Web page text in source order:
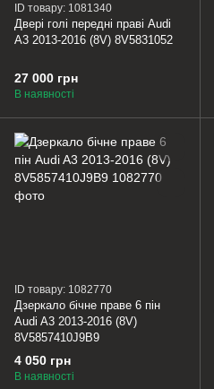
ID товару: 1081340
Двері голі передні праві Audi
A3 2013-2016 (8V) 8V5831052
27 000 грн
В наявності
ID товару: 1082770
Дзеркало бічне праве 6 пін
Audi A3 2013-2016 (8V)
8V5857410J9B9
4 050 грн
В наявності